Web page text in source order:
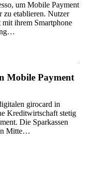
um Mobile Payment
zu etablieren. Nutzer
mit ihrem Smartphone
Mobile Payment
girocard in
Kreditwirtschaft stetig
Die Sparkassen
Mitte…